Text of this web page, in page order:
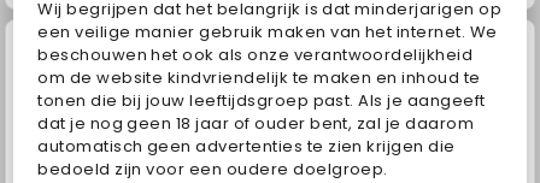
Wij begrijpen dat het belangrijk is dat minderjarigen op
een veilige manier gebruik maken van het internet. We
beschouwen het ook als onze verantwoordelijkheid
om de website kindvriendelijk te maken en inhoud te
tonen die bij jouw leeftijdsgroep past. Als je aangeeft
dat je nog geen 18 jaar of ouder bent, zal je daarom
automatisch geen advertenties te zien krijgen die
bedoeld zijn voor een oudere doelgroep.